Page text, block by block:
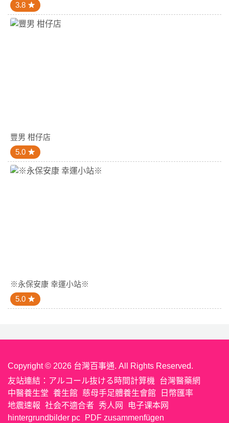
3.8
豐男 柑仔店
5.0
※永保安康 幸運小站※
5.0
Copyright © 2026 台灣百事通. All Rights Reserved.
友站連結： アルコール抜ける時間計算機
台灣醫藥網
中醫養生堂 養生館 慈母手足體養生會館
日幣匯率
地震速報 社会不適合者 秀人网
电子课本网
hintergrundbilder pc
PDF zusammenfügen